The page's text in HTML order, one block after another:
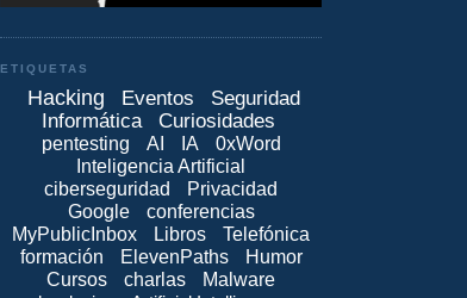
ETIQUETAS
Hacking Eventos
Seguridad
Informática
Curiosidades
pentesting AI IA
0xWord
Inteligencia Artificial
ciberseguridad
Privacidad
Google
conferencias
MyPublicInbox
Libros
Telefónica
formación
ElevenPaths
Humor
Cursos
charlas
Malware